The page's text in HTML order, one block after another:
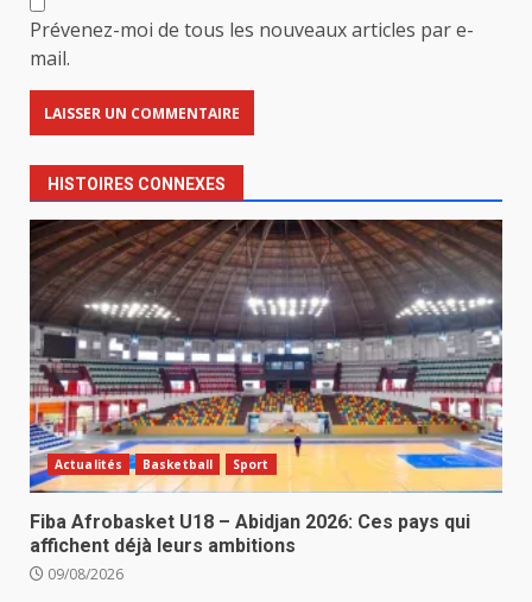
Prévenez-moi de tous les nouveaux articles par e-
mail.
HISTOIRES CONNEXES
Actualités Basketball Sport
Fiba Afrobasket U18 – Abidjan 2026: Ces pays qui
affichent déjà leurs ambitions
09/08/2026